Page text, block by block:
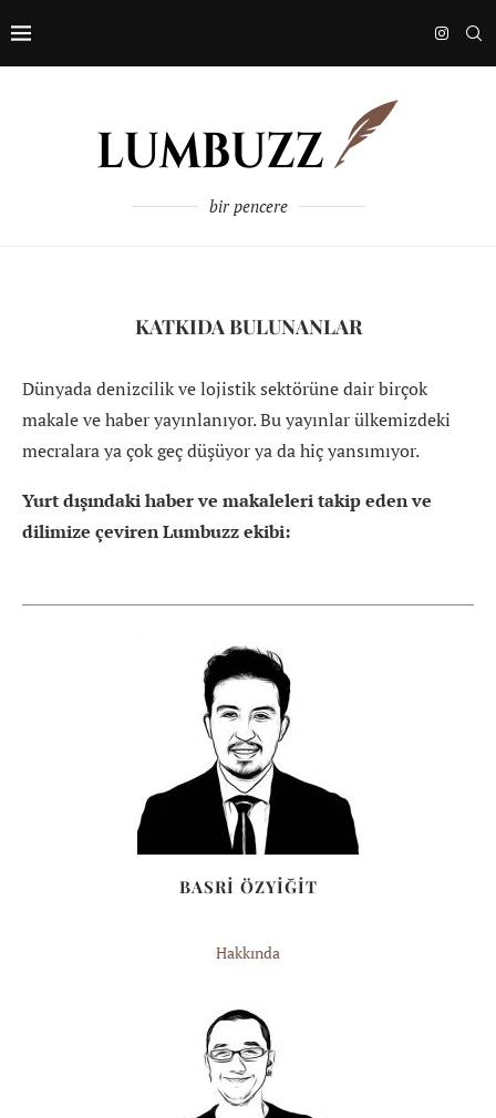
bir pencere
KATKIDA BULUNANLAR
Dünyada denizcilik ve lojistik sektörüne dair birçok
makale ve haber yayınlanıyor. Bu yayınlar ülkemizdeki
mecralara ya çok geç düşüyor ya da hiç yansımıyor.
Yurt dışındaki haber ve makaleleri takip eden ve
dilimize çeviren Lumbuzz ekibi:
BASRİ ÖZYİĞİT
Hakkında